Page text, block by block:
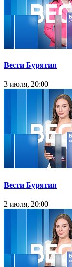
Вести Бурятия
3 июля, 20:00
Вести Бурятия
2 июля, 20:00